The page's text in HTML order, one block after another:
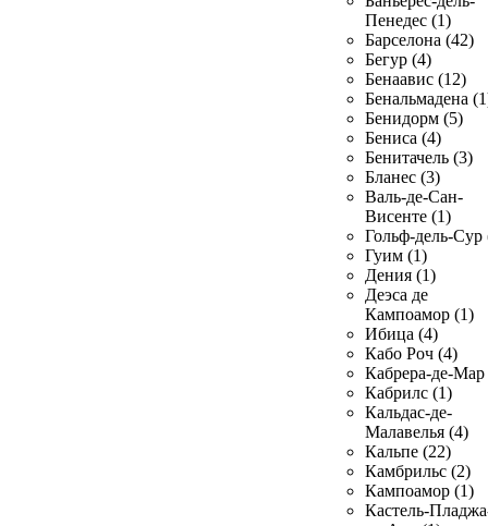
Пенедес (1)
Барселона (42)
Бегур (4)
Бенаавис (12)
Бенальмадена
Бенидорм (5)
Бениса (4)
Бенитачель (3)
Бланес (3)
Валь-де-Сан-
Висенте (1)
Гольф-дель-Сур
Гуим (1)
Дения (1)
Деэса де
Кампоамор (1)
Ибица (4)
Кабо Роч (4)
Кабрера-де-Мар
Кабрилс (1)
Кальдас-де-
Малавелья (4)
Кальпе (22)
Камбрильс (2)
Кампоамор (1)
Кастель-